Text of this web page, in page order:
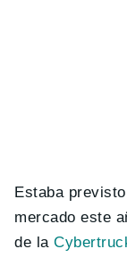
Estaba
mercado este
de la